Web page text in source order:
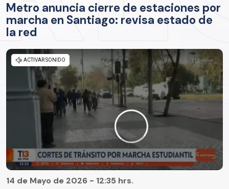
Metro anuncia cierre de estaciones por
marcha en Santiago: revisa estado de
la red
14 de Mayo de 2026 - 12:35 hrs.